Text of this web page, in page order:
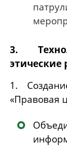
3.
этические
1.
«Правовая